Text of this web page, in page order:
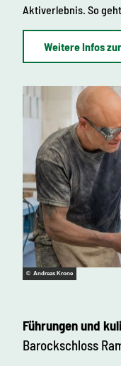
© Andreas Krone
Aktiverlebnis. So
Weitere Infos
Führungen und
Barockschloss